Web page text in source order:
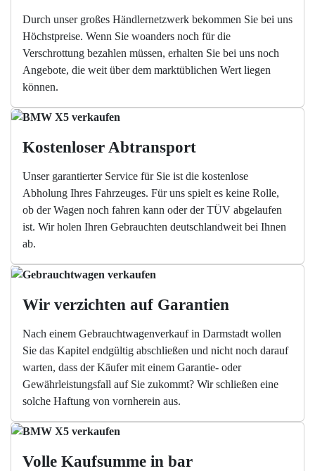
Durch unser großes Händlernetzwerk bekommen Sie bei uns
Höchstpreise. Wenn Sie woanders noch für die
Verschrottung bezahlen müssen, erhalten Sie bei uns noch
Angebote, die weit über dem marktüblichen Wert liegen
können.
Kostenloser Abtransport
Unser garantierter Service für Sie ist die kostenlose
Abholung Ihres Fahrzeuges. Für uns spielt es keine Rolle,
ob der Wagen noch fahren kann oder der TÜV abgelaufen
ist. Wir holen Ihren Gebrauchten deutschlandweit bei Ihnen
ab.
Wir verzichten auf Garantien
Nach einem Gebrauchtwagenverkauf in Darmstadt wollen
Sie das Kapitel endgültig abschließen und nicht noch darauf
warten, dass der Käufer mit einem Garantie- oder
Gewährleistungsfall auf Sie zukommt? Wir schließen eine
solche Haftung von vornherein aus.
Volle Kaufsumme in bar